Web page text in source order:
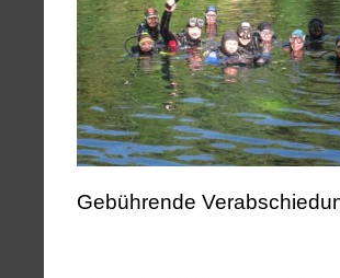
Gebührende